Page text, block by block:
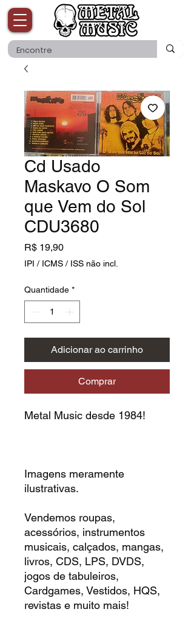
Cd Usado
Maskavo O Som
que Vem do Sol
CDU3680
R$ 19,90Preço
IPI / ICMS / ISS não incl.
Quantidade *
Adicionar ao carrinho
Comprar
Metal Music desde 1984!
Imagens meramente
ilustrativas.
Vendemos roupas,
acessórios, instrumentos
musicais, calçados, mangas,
livros, CDS, LPS, DVDS,
jogos de tabuleiros,
Cardgames, Vestidos, HQS,
revistas e muito mais!